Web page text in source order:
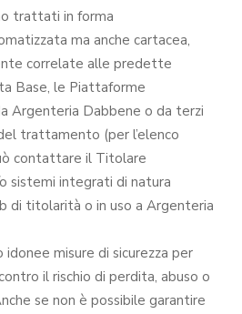
trattati in forma
ma anche cartacea,
correlate alle predette
Base, le Piattaforme
Argenteria Dabbene o da terzi
trattamento (per l’elenco
contattare il Titolare
sistemi integrati di natura
di titolarità o in uso a Argenteria
misure di sicurezza per
il rischio di perdita, abuso o
se non è possibile garantire